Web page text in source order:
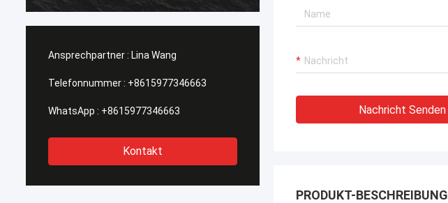
einteilt solch eine Art, diese wi…
Ansprechpartner : Lina Wang
Telefonnummer : +8615977346663
WhatsApp : +8615977346663
Kontakt
Nachricht Senden
PRODUKT-BESCHREIBUNG